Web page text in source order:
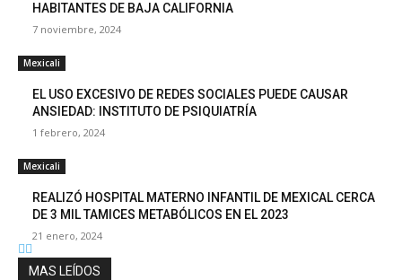
HABITANTES DE BAJA CALIFORNIA
7 noviembre, 2024
Mexicali
EL USO EXCESIVO DE REDES SOCIALES PUEDE CAUSAR
ANSIEDAD: INSTITUTO DE PSIQUIATRÍA
1 febrero, 2024
Mexicali
REALIZÓ HOSPITAL MATERNO INFANTIL DE MEXICAL CERCA
DE 3 MIL TAMICES METABÓLICOS EN EL 2023
21 enero, 2024
MAS LEÍDOS